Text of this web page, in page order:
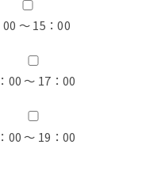
00 ～ 15：00
00 ～ 17：00
00 ～ 19：00